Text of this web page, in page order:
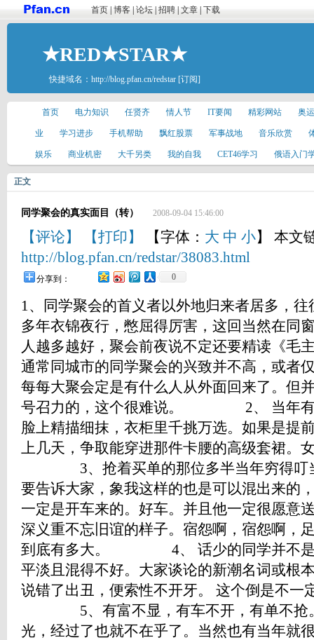
首页 博客 论坛 招聘 文章 下载
★RED★STAR★
快捷域名： http://blog.pfan.cn/redstar [订阅]
首页 电力知识 任贤齐 情人节 IT要闻 精彩网站 奥
业 学习进步 手机帮助 飘红股票 军事战地 音乐欣赏
娱乐 商业机密 大千另类 我的自我 CET46学习 俄语入门
正文
同学聚会的真实面目（转） 2008-09-04 15:46:00
【评论】 【打印】 【字体： 大 中 小】 本文
http://blog.pfan.cn/redstar/38083.html
分享到： 0
1、同学聚会的首义者以外地归来者居多，
多年衣锦夜行，憋屈得厉害，这回当然在同
人越多越好，聚会前夜说不定还要精读《毛
通常同城市的同学聚会的兴致并不高，或者
每每大聚会定是有什么人从外面回来了。但
号召力的，这个很难说。 2、 当年有
脸上精描细抹，衣柜里千挑万选。如果是提
上几天，争取能穿进那件卡腰的高级套裙。
3、抢着买单的那位多半当年穷得叮当
要告诉大家，象我这样的也是可以混出来的
一定是开车来的。好车。并且他一定很愿意
深义重不忘旧谊的样子。宿怨啊，宿怨啊，
到底有多大。 4、 话少的同学并不是
平淡且混得不好。大家谈论的新潮名词或根
说错了出丑，便索性不开牙。 这个倒是不一
5、有富不显，有车不开，有单不抢。
光，经过了也就不在乎了。当然也有当年就